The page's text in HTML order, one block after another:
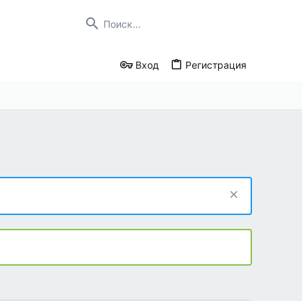
Вход Регистрация